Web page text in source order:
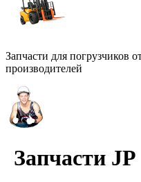
Запчасти для погрузчиков
производителей
Запчасти JP